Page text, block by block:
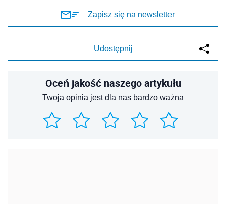
Zapisz się na newsletter
Udostępnij
Oceń jakość naszego artykułu
Twoja opinia jest dla nas bardzo ważna